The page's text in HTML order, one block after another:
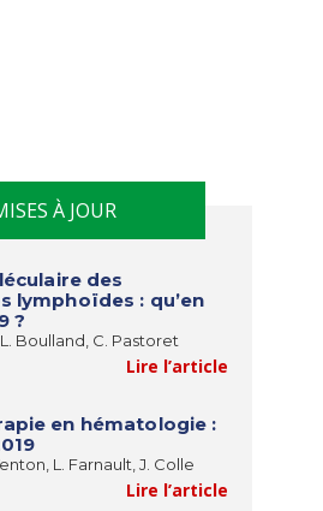
À JOUR
des
lymphoïdes : qu’en
?
Boulland, C. Pastoret
Lire l’article
en hématologie :
L. Farnault, J. Colle
Lire l’article